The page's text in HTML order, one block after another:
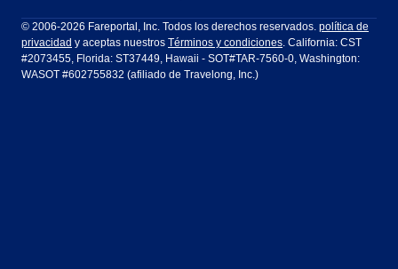
LATAM Airlines Lufthansa
Air Europa Turkish Airlines
Ft Lauderdale Honolulu
Houston Las Vegas
Miami
Dublín Frankfurt
Guadalajara Lima
© 2006-2026 Fareportal, Inc. Todos los derechos reservados. política de
privacidad y aceptas nuestros Términos y condiciones. California: CST
#2073455, Florida: ST37449, Hawaii - SOT#TAR-7560-0, Washington:
WASOT #602755832 (afiliado de Travelong, Inc.)